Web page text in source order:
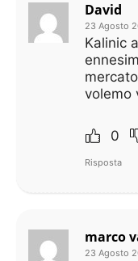
David
23 Agosto
Kalinic
volemo
0
Risposta
marco
23 Agosto